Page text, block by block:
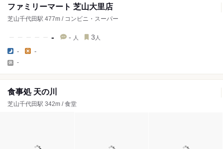
ファミリーマート 芝山大里店
芝山千代田駅 477m / コンビニ・スーパー
- - 人 3 人
- -
-
食事処 天の川
芝山千代田駅 342m / 食堂